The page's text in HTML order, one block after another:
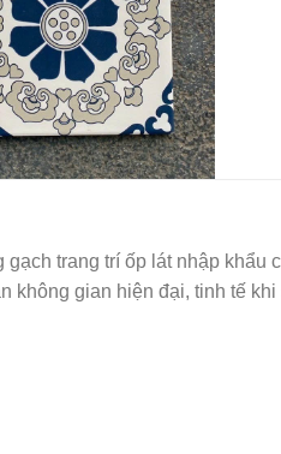
gạch trang trí ốp lát nhập
không gian hiện đại, tinh tế